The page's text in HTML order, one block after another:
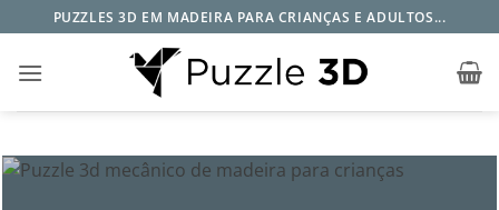
to
content
PUZZLES 3D EM MADEIRA PARA CRIANÇAS E ADULTOS...